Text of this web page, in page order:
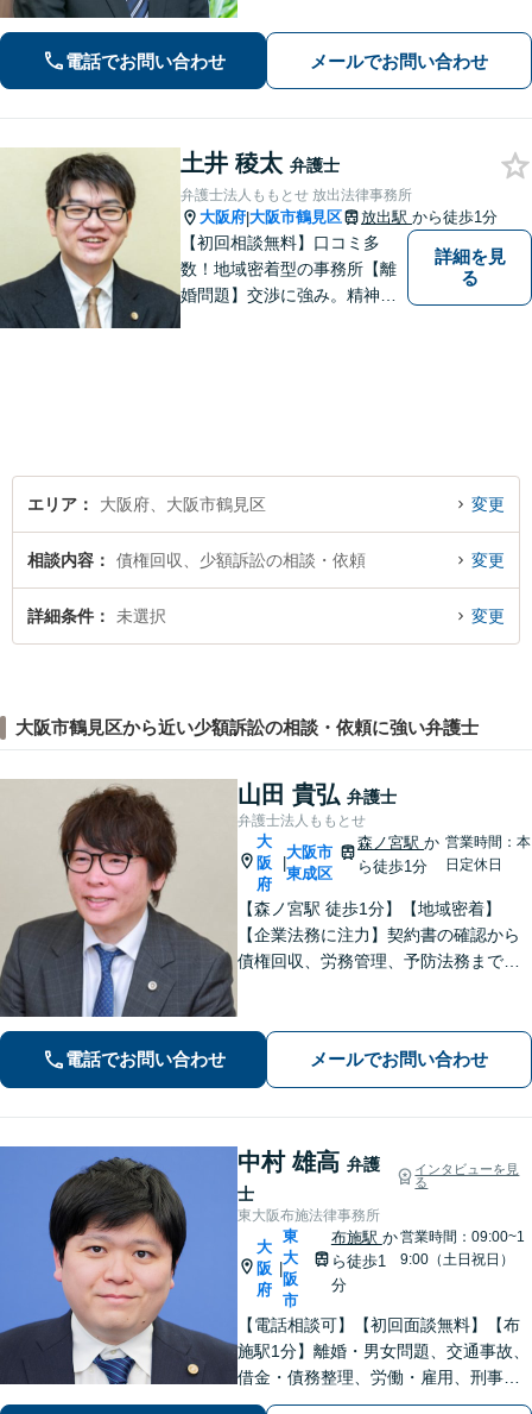
きるだけ早期にご相談頂けると助かり
ます。法律問題だけではないトータル
サポートを目指します【セカンドオピ
ニオン可】
電話でお問い合わせ メールでお問い合わせ
土井 稜太 弁護士
弁護士法人ももとせ 放出法律事務所
大阪府|大阪市鶴見区 放出駅 から徒歩1分
【初回相談無料】口コミ多
数！地域密着型の事務所【離
婚問題】交渉に強み。精神的
詳細を見
る
エリア 大阪府、大阪市鶴見区 変更
相談内容 債権回収、少額訴訟の相談・依頼 変更
詳細条件 未選択 変更
大阪市鶴見区から近い少額訴訟の相談・依頼に強い弁護士
山田 貴弘 弁護士
弁護士法人ももとせ
大
阪
府
|
大阪市
東成区
森ノ宮駅か
ら徒歩1分
営業時間：本
日定休日
【森ノ宮駅 徒歩1分】【地域密着】
【企業法務に注力】契約書の確認から
債権回収、労務管理、予防法務までサ
で、まずはお気軽にご相談ください。
電話でお問い合わせ メールでお問い合わせ
中村 雄高 弁護
士
インタビューを見
る
東大阪布施法律事務所
大
阪
府
東
大
阪
市
布施駅 か
ら徒歩1
分
営業時間：09:00~1
9:00（土日祝日）
【電話相談可】【初回面談無料】【布
施駅1分】離婚・男女問題、交通事故、
借金・債務整理、労働・雇用、刑事事
件 など【相談しやすいリーズナブルな